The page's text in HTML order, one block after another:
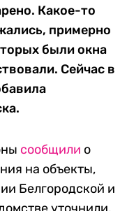
Какое-то
примерно
были окна
Сейчас в
сообщили о
на объекты,
Белгородской и